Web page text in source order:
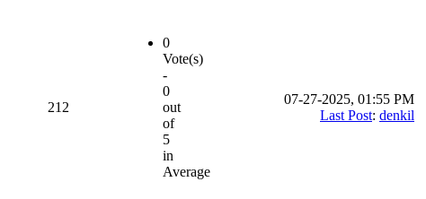
212
0
Vote(s)
-
0
out
of
5
in
Average
07-27-2025, 01:55 PM
Last Post: denkil